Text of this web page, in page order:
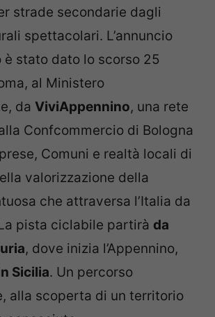
strade secondarie dagli
spettacolari. L’annuncio
stato dato lo scorso 25
al Ministero
da ViviAppennino, una rete
Confcommercio di Bologna
Comuni e realtà locali di
valorizzazione della
che attraversa l’Italia da
pista ciclabile partirà da
, dove inizia l’Appennino,
Sicilia. Un percorso
alla scoperta di un territorio